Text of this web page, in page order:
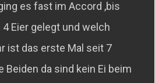
es fast im Accord ,bis
Eier gelegt und welch
ist das erste Mal seit 7
Beiden da sind kein Ei beim